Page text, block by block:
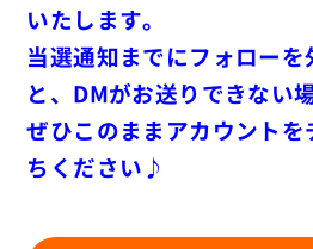
いたします。
当選通知までにフォローを
と、DMがお送りできない
ぜひこのままアカウント
ちください♪